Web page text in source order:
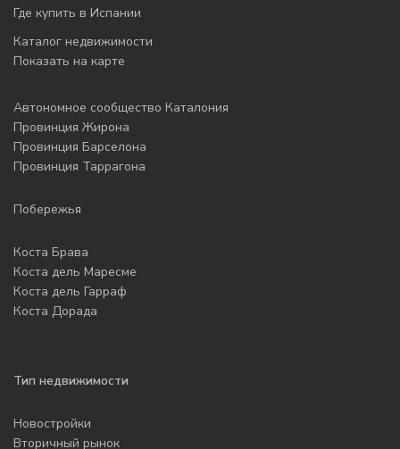
Где купить в Испании
Каталог недвижимости
Показать на карте
Автономное сообщество Каталония
Провинция Жирона
Провинция Барселона
Провинция Таррагона
Побережья
Коста Брава
Коста дель Маресме
Коста дель Гарраф
Коста Дорада
Тип недвижимости
Новостройки
Вторичный рынок